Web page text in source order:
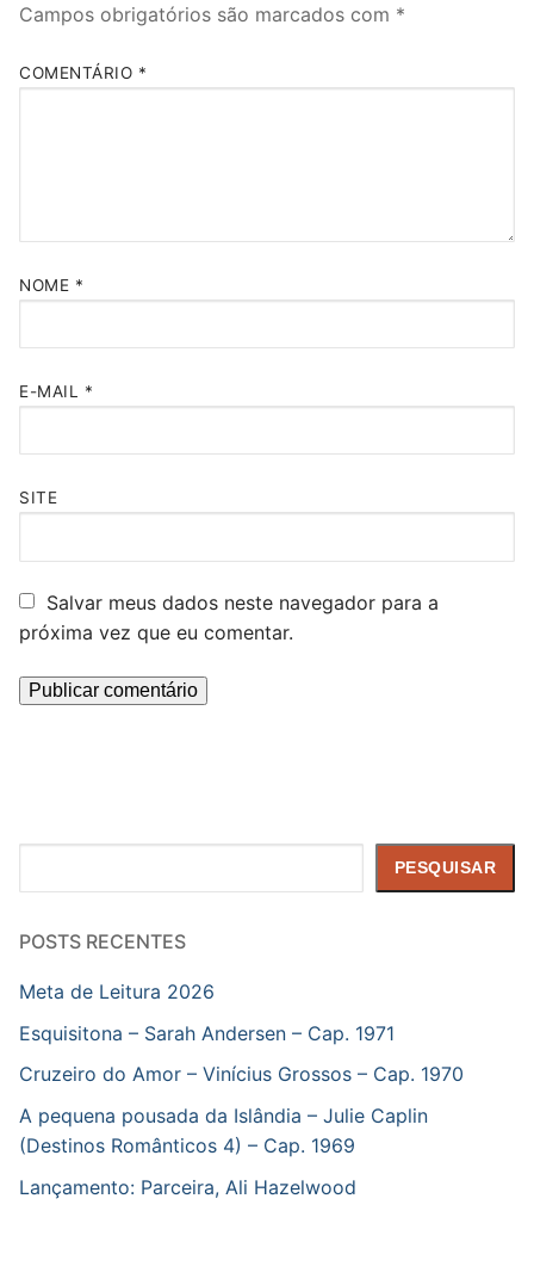
Campos obrigatórios são marcados com *
COMENTÁRIO *
NOME *
E-MAIL *
SITE
Salvar meus dados neste navegador para a
próxima vez que eu comentar.
PESQUISAR
POSTS RECENTES
Meta de Leitura 2026
Esquisitona – Sarah Andersen – Cap. 1971
Cruzeiro do Amor – Vinícius Grossos – Cap. 1970
A pequena pousada da Islândia – Julie Caplin
(Destinos Românticos 4) – Cap. 1969
Lançamento: Parceira, Ali Hazelwood